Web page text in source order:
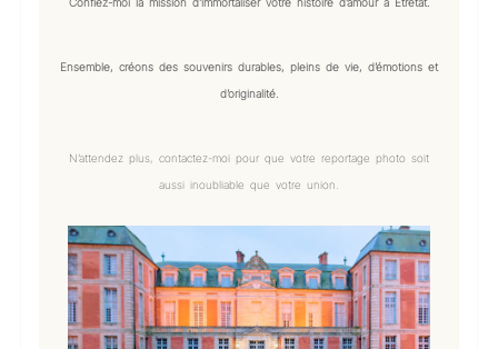
Confiez-moi la mission d’immortaliser votre histoire d’amour à Etretat.
Ensemble, créons des souvenirs durables, pleins de vie, d’émotions et
d’originalité.
N’attendez plus, contactez-moi pour que votre reportage photo soit
aussi inoubliable que votre union.